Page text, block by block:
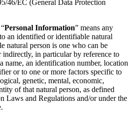
46/EC (General Data Protection
Personal Information” means any
an identified or identifiable natural
natural person is one who can be
in particular by reference to
name, an identification number, location
or to one or more factors specific to
genetic, mental, economic,
of that natural person, as defined
Laws and Regulations and/or under the